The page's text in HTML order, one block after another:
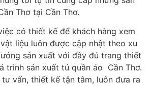
Thơ tại Cần Thơ.
có thiết kế để khách hàng xem
liệu luôn được cập nhật theo xu
sản xuất với đầy đủ trang thiết
trình sản xuất tủ quần áo Cần Thơ.
vấn, thiết kế tận tâm, luôn đưa ra